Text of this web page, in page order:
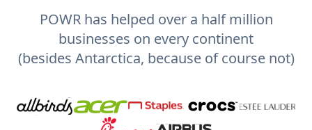
POWR has helped over a half million
businesses on every continent
(besides Antarctica, because of course not)